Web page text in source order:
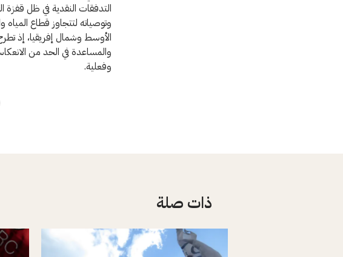
التدفقات النقدية في ظل قفزة
وتوصياته لتتجاوز قطاع
الأوسط وشمال إفريقيا، إذ
والمساعدة في الحد من
وفعلية.
ذات صلة